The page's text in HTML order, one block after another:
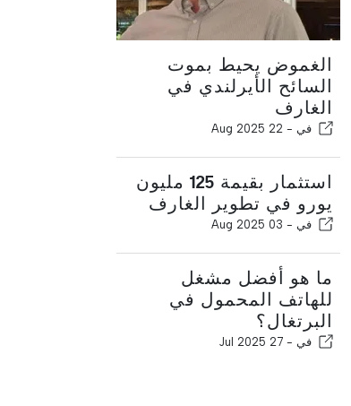
الغموض يحيط بموت
السائح الأيرلندي في
الغارف
في - 22 Aug 2025
استثمار بقيمة 125 مليون
يورو في تطوير الغارف
في - 03 Aug 2025
ما هو أفضل مشغل
للهاتف المحمول في
البرتغال؟
في - 27 Jul 2025